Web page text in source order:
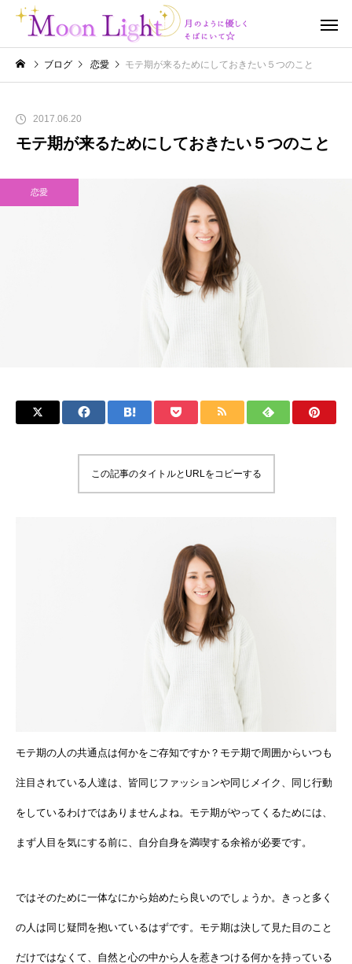
ブログ 恋愛 モテ期が来るためにしておきたい５つのこと
2017.06.20
モテ期が来るためにしておきたい５つのこと
恋愛
この記事のタイトルとURLをコピーする
モテ期の人の共通点は何かをご存知ですか？モテ期で周囲からいつも
注目されている人達は、皆同じファッションや同じメイク、同じ行動
をしているわけではありませんよね。モテ期がやってくるためには、
まず人目を気にする前に、自分自身を満喫する余裕が必要です。
ではそのために一体なにから始めたら良いのでしょうか。きっと多く
の人は同じ疑問を抱いているはずです。モテ期は決して見た目のこと
だけではなくて、自然と心の中から人を惹きつける何かを持っている